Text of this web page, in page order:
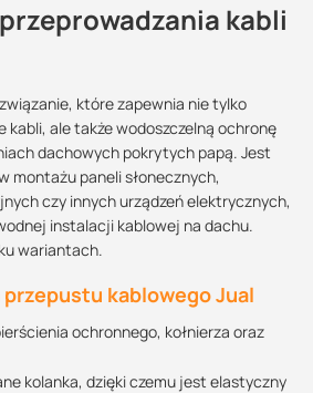
kabli
które zapewnia nie tylko
kabli, ale także wodoszczelną ochronę
dachowych pokrytych papą. Jest
montażu paneli słonecznych,
czy innych urządzeń elektrycznych,
instalacji kablowej na dachu.
wariantach.
kablowego Jual
ochronnego, kołnierza oraz
kolanka, dzięki czemu jest elastyczny